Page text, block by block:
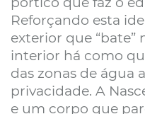
Reforçando esta
exterior que “bate”
interior há como
das zonas de água
privacidade. A
e um corpo que